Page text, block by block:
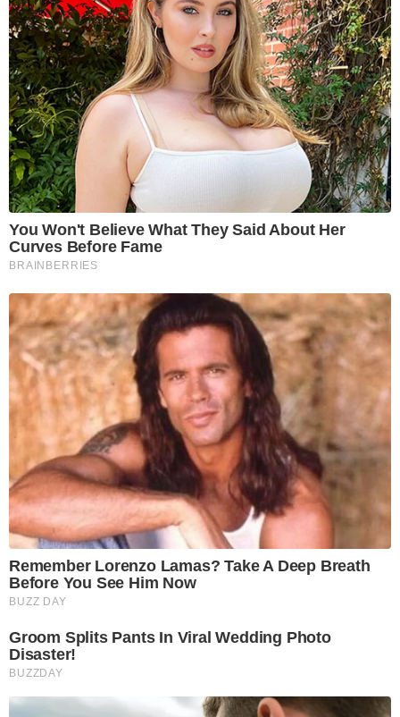
You Won't Believe What They Said About Her
Curves Before Fame
BRAINBERRIES
Remember Lorenzo Lamas? Take A Deep Breath
Before You See Him Now
BUZZ DAY
Groom Splits Pants In Viral Wedding Photo
Disaster!
BUZZDAY